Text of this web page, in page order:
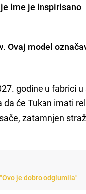
ime je inspirisano
.Ovaj model
godine u fabrici u
da će Tukan imati
zatamnjen
je dobro odglumila"